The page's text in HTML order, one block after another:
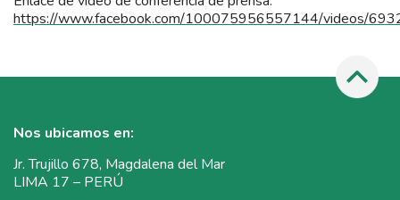
https://www.facebook.com/100075956557144/videos/
Nos ubicamos en:
Jr. Trujillo 678, Magdalena del Mar
LIMA 17 – PERÚ